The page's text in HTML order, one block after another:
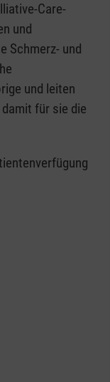
und
und
bei
Care-
und
Schmerz- und
und leiten
für sie die